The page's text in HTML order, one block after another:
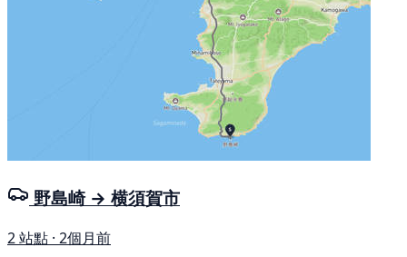
野島崎 → 横須賀市
2 站點 · 2個月前